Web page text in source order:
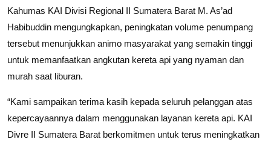
Kahumas KAI Divisi Regional II Sumatera Barat M. As’ad
Habibuddin mengungkapkan, peningkatan volume penumpang
tersebut menunjukkan animo masyarakat yang semakin tinggi
untuk memanfaatkan angkutan kereta api yang nyaman dan
murah saat liburan.
“Kami sampaikan terima kasih kepada seluruh pelanggan atas
kepercayaannya dalam menggunakan layanan kereta api. KAI
Divre II Sumatera Barat berkomitmen untuk terus meningkatkan